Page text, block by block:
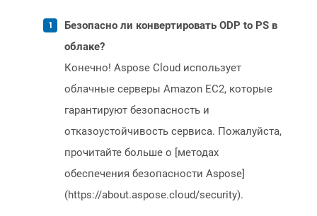
Безопасно ли конвертировать ODP to PS в
облаке?
Конечно! Aspose Cloud использует
облачные серверы Amazon EC2, которые
гарантируют безопасность и
отказоустойчивость сервиса. Пожалуйста,
прочитайте больше о [методах
обеспечения безопасности Aspose]
(https://about.aspose.cloud/security).